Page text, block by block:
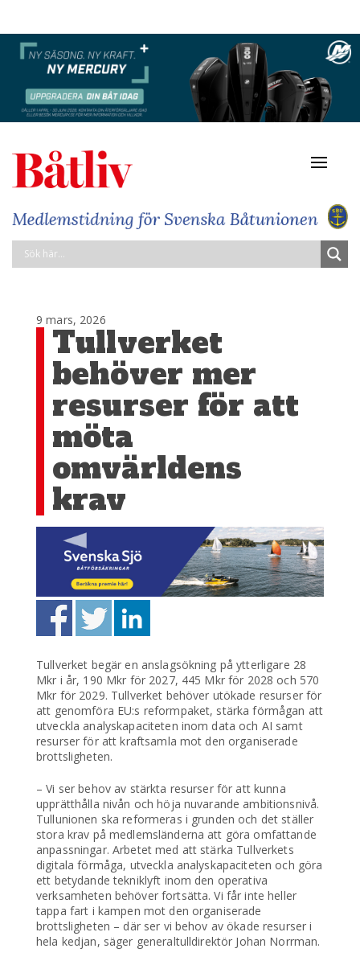
9 mars, 2026
Tullverket
behöver mer
resurser för att
möta
omvärldens
krav
Tullverket begär en anslagsökning på ytterligare 28
Mkr i år, 190 Mkr för 2027, 445 Mkr för 2028 och 570
Mkr för 2029. Tullverket behöver utökade resurser för
att genomföra EU:s reformpaket, stärka förmågan att
utveckla analyskapaciteten inom data och AI samt
resurser för att kraftsamla mot den organiserade
brottsligheten.
– Vi ser behov av stärkta resurser för att kunna
upprätthålla nivån och höja nuvarande ambitionsnivå.
Tullunionen ska reformeras i grunden och det ställer
stora krav på medlemsländerna att göra omfattande
anpassningar. Arbetet med att stärka Tullverkets
digitala förmåga, utveckla analyskapaciteten och göra
ett betydande tekniklyft inom den operativa
verksamheten behöver fortsätta. Vi får inte heller
tappa fart i kampen mot den organiserade
brottsligheten – där ser vi behov av ökade resurser i
hela kedjan, säger generaltulldirektör Johan Norrman.